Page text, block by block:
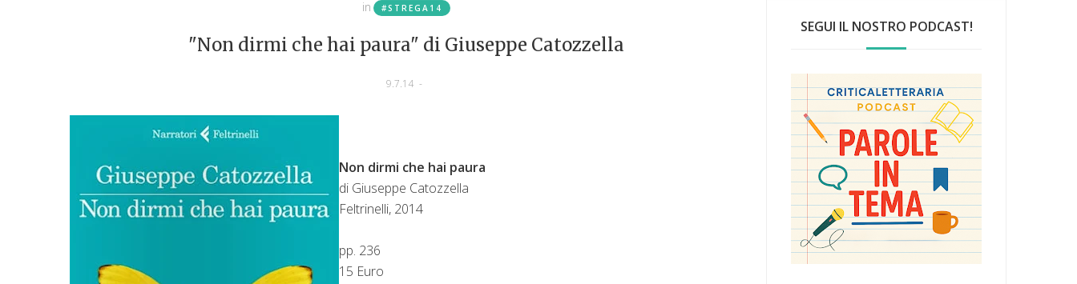
in #STREGA14
"Non dirmi che hai paura" di Giuseppe Catozzella
9.7.14 -
Non dirmi che hai paura
di Giuseppe Catozzella
Feltrinelli, 2014
pp. 236
15 Euro
SEGUI IL NOSTRO PODCAST!